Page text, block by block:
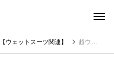
【ウェットスーツ関連】 超ウルトラ耐久撥水J-SKINジャージを使用したナキサーフオリジナル L/S サーフシャツ発売開始☆